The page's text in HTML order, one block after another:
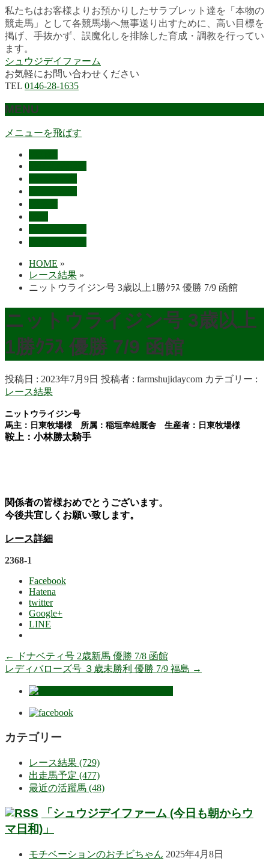
私たちはお客様よりお預かりしたサラブレット達を「本物の
競走馬」として各競馬場へ無事送り出すために、高い目標を
掲げ、手抜かず、誤魔化しを排除した育成・調教を行ってい
ます。
シュウジデイファーム
お気軽にお問い合わせください
TEL 0146-28-1635
MENU
メニューを飛ばす
HOME »
レース結果 »
ニットウライジン号 3歳以上1勝ｸﾗｽ 優勝 7/9 函館
ニットウライジン号 3歳以上
1勝ｸﾗｽ 優勝 7/9 函館
投稿日 : 2023年7月9日 投稿者 : farmshujidaycom カテゴリー :
レース結果
ニットウライジン号
馬主：日東牧場様 所属：稲垣幸雄厩舎 生産者：日東牧場様
鞍上：小林勝太騎手
関係者の皆様おめでとうございます。
今後共宜しくお願い致します。
レース詳細
2368-1
Facebook
Hatena
twitter
Google+
LINE
←
ドナベティ号 2歳新馬 優勝 7/8 函館
レディバローズ号 ３歳未勝利 優勝 7/9 福島 →
カテゴリー
レース結果 (729)
出走馬予定 (477)
最近の活躍馬 (48)
「シュウジデイファーム (今日も朝からウ
マ日和)」
モチベーションのおチビちゃん 2025年4月8日